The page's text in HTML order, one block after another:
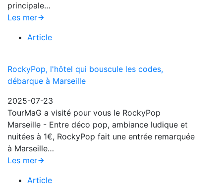
principale…
Les mer
Article
RockyPop, l'hôtel qui bouscule les codes,
débarque à Marseille
2025-07-23
TourMaG a visité pour vous le RockyPop
Marseille - Entre déco pop, ambiance ludique et
nuitées à 1€, RockyPop fait une entrée remarquée
à Marseille…
Les mer
Article